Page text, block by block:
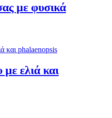
με φυσικά
ελιά και